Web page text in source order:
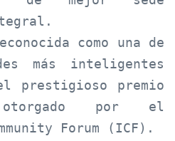
como una de
más inteligentes
prestigioso premio
por el
Forum (ICF).